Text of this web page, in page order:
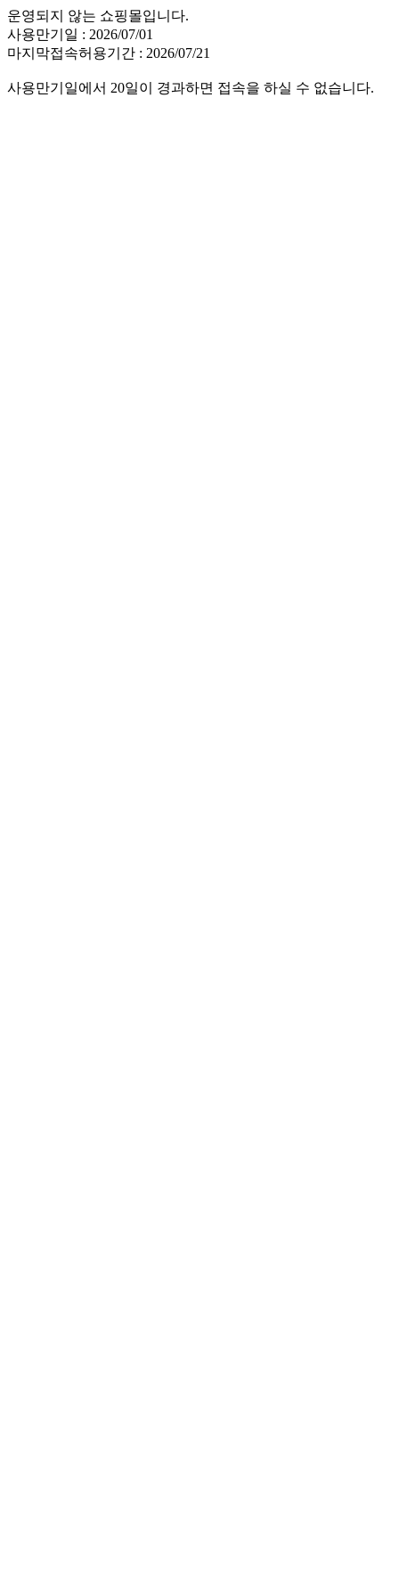
운영되지 않는 쇼핑몰입니다.
사용만기일 : 2026/07/01
마지막접속허용기간 : 2026/07/21
사용만기일에서 20일이 경과하면 접속을 하실 수 없습니다.